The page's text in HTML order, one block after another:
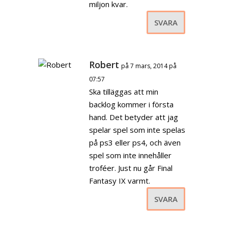
miljon kvar.
SVARA
Robert på 7 mars, 2014 på
07:57
Ska tilläggas att min
backlog kommer i första
hand. Det betyder att jag
spelar spel som inte spelas
på ps3 eller ps4, och även
spel som inte innehåller
troféer. Just nu går Final
Fantasy IX varmt.
SVARA